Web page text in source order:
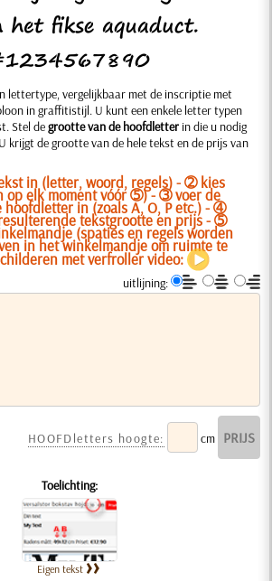
lettertype, vergelijkbaar met de inscriptie met
in graffitistijl. U kunt een enkele letter typen
Stel degrootte van de hoofdletter in die u nodig
krijgt degrootte van de hele tekst en de prijs van
in (letter, woord, regels) - ➁ kies
op elk moment vóór ➄) - ➂ voer de
hoofdletter in (zoals A, O, P etc.) - ➃
tekstgrootte en prijs - ➄
(spaties en regels worden
in het winkelmandje om ruimte te
met verfroller video:
uitlijning:
HOOFDletters hoogte: cm
Toelichting:
Eigen tekst